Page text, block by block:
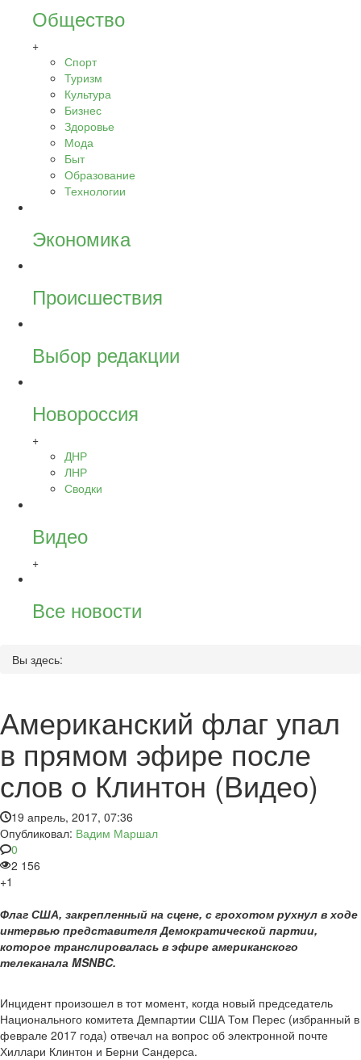
Общество
+
Спорт
Туризм
Культура
Бизнес
Здоровье
Мода
Быт
Образование
Технологии
Экономика
Происшествия
Выбор редакции
Новороссия
+
ДНР
ЛНР
Сводки
Видео
+
Все новости
Вы здесь:
Американский флаг упал
в прямом эфире после
слов о Клинтон (Видео)
19 апрель, 2017, 07:36
Опубликовал: Вадим Маршал
0
2 156
+1
Флаг США, закрепленный на сцене, с грохотом рухнул в ходе
интервью представителя Демократической партии,
которое транслировалась в эфире американского
телеканала MSNBC.
Инцидент произошел в тот момент, когда новый председатель
Национального комитета Демпартии США Том Перес (избранный в
феврале 2017 года) отвечал на вопрос об электронной почте
Хиллари Клинтон и Берни Сандерса.